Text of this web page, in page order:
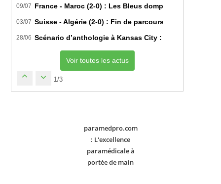
09/07 France - Maroc (2-0) : Les Bleus domptent les Lions
03/07 Suisse - Algérie (2-0) : Fin de parcours pour les
28/06 Scénario d’anthologie à Kansas City : L’Algérie
Voir toutes les actus
1/3
paramedpro.com
: L'excellence
paramédicale à
portée de main